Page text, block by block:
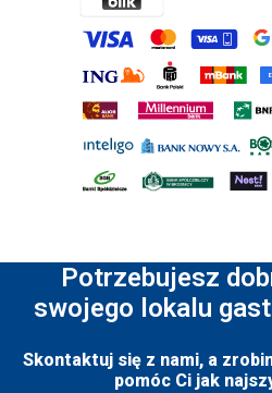
Potrzebujesz
swojego lokalu
Skontaktuj się z nami, a
pomóc Ci jak